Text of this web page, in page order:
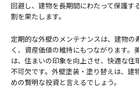
回避し、建物を長期間にわたって保護す
割を果たします。
定期的な外壁のメンテナンスは、建物の
く、資産価値の維持にもつながります。
は、住まいの印象を向上させ、快適な住
不可欠です。外壁塗装・塗り替えは、建
めの賢明な投資と言えるでしょう。